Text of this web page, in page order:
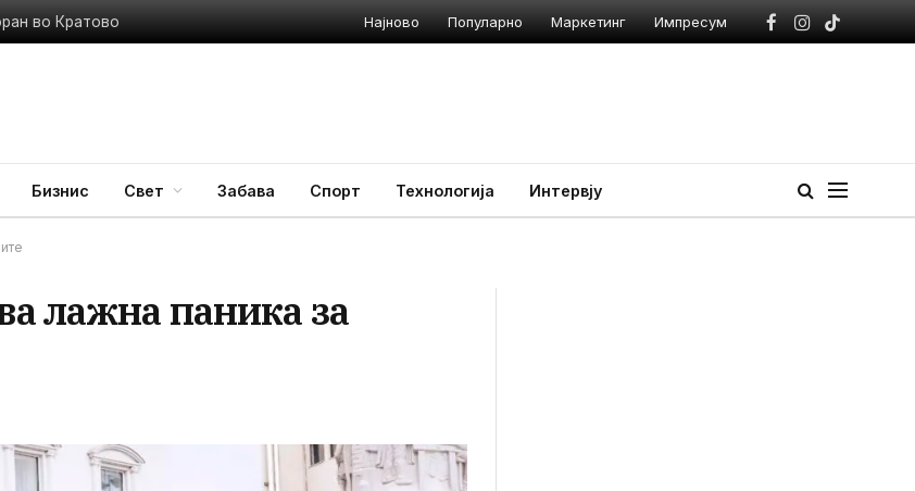
во Кратово Најново Популарно Маркетинг Импресум
Facebook
Instagram
TikTok
Бизнис Свет Забава Спорт Технологија Интервју
паника за